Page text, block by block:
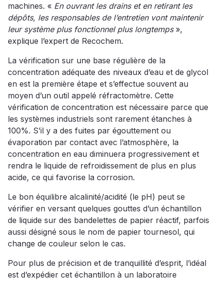
machines. « En ouvrant les drains et en retirant les
dépôts, les responsables de l’entretien vont maintenir
leur système plus fonctionnel plus longtemps»,
explique l’expert de Recochem.
La vérification sur une base régulière de la
concentration adéquate des niveaux d’eau et de glycol
en est la première étape et s’effectue souvent au
moyen d’un outil appelé réfractomètre. Cette
vérification de concentration est nécessaire parce que
les systèmes industriels sont rarement étanches à
100%. S’il y a des fuites par égouttement ou
évaporation par contact avec l’atmosphère, la
concentration en eau diminuera progressivement et
rendra le liquide de refroidissement de plus en plus
acide, ce qui favorise la corrosion.
Le bon équilibre alcalinité/acidité (le pH) peut se
vérifier en versant quelques gouttes d’un échantillon
de liquide sur des bandelettes de papier réactif, parfois
aussi désigné sous le nom de papier tournesol, qui
change de couleur selon le cas.
Pour plus de précision et de tranquillité d’esprit, l’idéal
est d’expédier cet échantillon à un laboratoire